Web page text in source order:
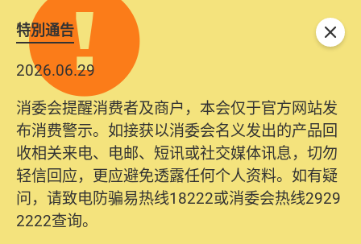
特別通告
2026.06.29
消委会提醒消费者及商户，本会仅于官方网站发
布消费警示。如接获以消委会名义发出的产品回
收相关来电、电邮、短讯或社交媒体讯息，切勿
轻信回应，更应避免透露任何个人资料。如有疑
问，请致电防骗易热线18222或消委会热线2929
2222查询。
关闭